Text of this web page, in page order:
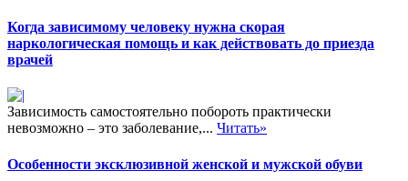
Когда зависимому человеку нужна скорая
наркологическая помощь и как действовать до приезда
врачей
Зависимость самостоятельно побороть практически
невозможно – это заболевание,... Читать»
Особенности эксклюзивной женской и мужской обуви